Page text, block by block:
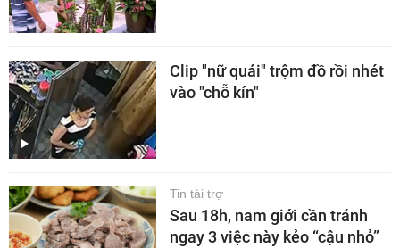
Clip "nữ quái" trộm đồ rồi nhét
vào "chỗ kín"
Tin tài trợ
Sau 18h, nam giới cần tránh
ngay 3 việc này kẻo “cậu nhỏ”